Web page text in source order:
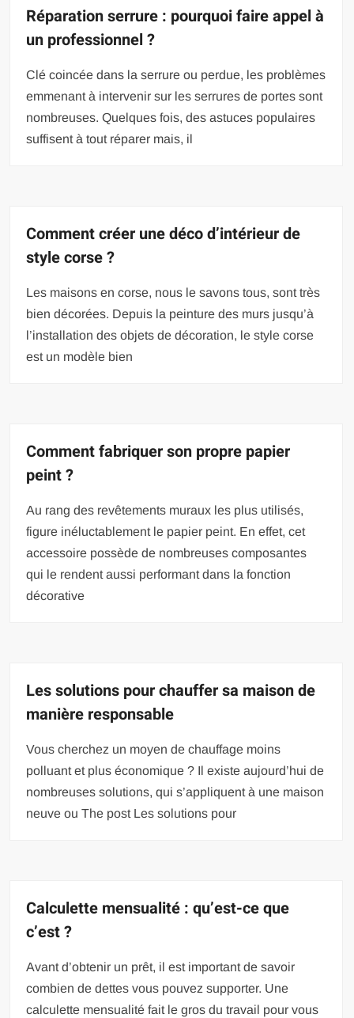
Réparation serrure : pourquoi faire appel à
un professionnel ?
Clé coincée dans la serrure ou perdue, les problèmes
emmenant à intervenir sur les serrures de portes sont
nombreuses. Quelques fois, des astuces populaires
suffisent à tout réparer mais, il
Comment créer une déco d’intérieur de
style corse ?
Les maisons en corse, nous le savons tous, sont très
bien décorées. Depuis la peinture des murs jusqu’à
l’installation des objets de décoration, le style corse
est un modèle bien
Comment fabriquer son propre papier
peint ?
Au rang des revêtements muraux les plus utilisés,
figure inéluctablement le papier peint. En effet, cet
accessoire possède de nombreuses composantes
qui le rendent aussi performant dans la fonction
décorative
Les solutions pour chauffer sa maison de
manière responsable
Vous cherchez un moyen de chauffage moins
polluant et plus économique ? Il existe aujourd’hui de
nombreuses solutions, qui s’appliquent à une maison
neuve ou The post Les solutions pour
Calculette mensualité : qu’est-ce que
c’est ?
Avant d’obtenir un prêt, il est important de savoir
combien de dettes vous pouvez supporter. Une
calculette mensualité fait le gros du travail pour vous